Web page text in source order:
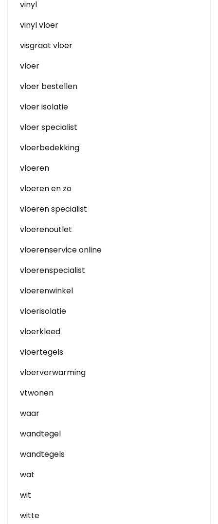
vinyl
vinyl vloer
visgraat vloer
vloer
vloer bestellen
vloer isolatie
vloer specialist
vloerbedekking
vloeren
vloeren en zo
vloeren specialist
vloerenoutlet
vloerenservice online
vloerenspecialist
vloerenwinkel
vloerisolatie
vloerkleed
vloertegels
vloerverwarming
vtwonen
waar
wandtegel
wandtegels
wat
wit
witte